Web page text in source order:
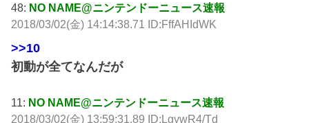
48: NO NAME@ニンテンドーニュース速報
2018/03/02(金) 14:14:38.71 ID:FffAHIdWK
>>10
初動が全てなんだが
11: NO NAME@ニンテンドーニュース速報
2018/03/02(金) 13:59:31.89 ID:LgywR4/Td